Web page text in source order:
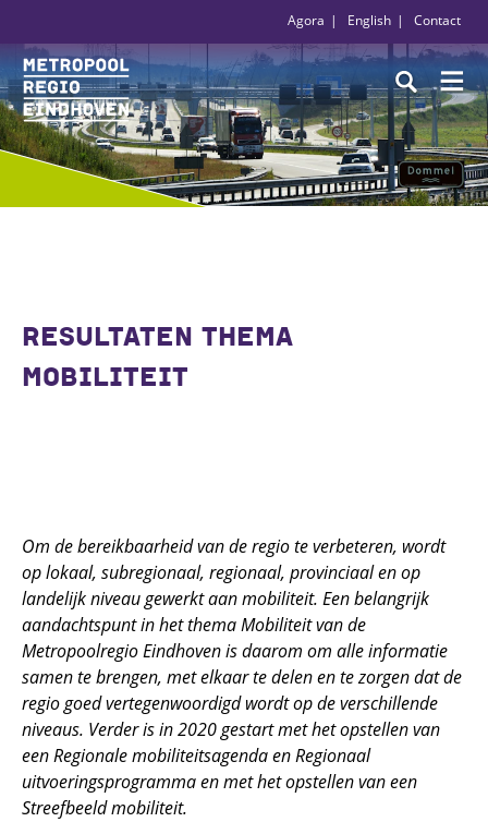
Agora English Contact
RESULTATEN THEMA
MOBILITEIT
Om de bereikbaarheid van de regio te verbeteren, wordt
op lokaal, subregionaal, regionaal, provinciaal en op
landelijk niveau gewerkt aan mobiliteit. Een belangrijk
aandachtspunt in het thema Mobiliteit van de
Metropoolregio Eindhoven is daarom om alle informatie
samen te brengen, met elkaar te delen en te zorgen dat de
regio goed vertegenwoordigd wordt op de verschillende
niveaus. Verder is in 2020 gestart met het opstellen van
een Regionale mobiliteitsagenda en Regionaal
uitvoeringsprogramma en met het opstellen van een
Streefbeeld mobiliteit.